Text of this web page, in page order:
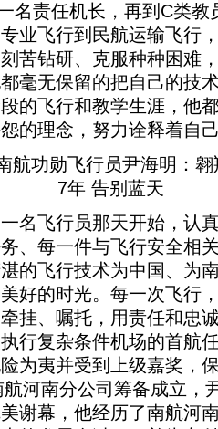
名责任机长，再到C类教
业飞行到民航运输飞行
苦钻研、克服种种困难
毫无保留的把自己的技
的飞行和教学生涯，他
的理念，努力诠释着自
飞行员那天开始，认
、每一件与飞行安全相
的飞行技术为中国、为
好的时光。每一次飞行
挂、嘱托，用责任和忠
行复杂条件机场的首航
为夷并受到上级嘉奖，
河南分公司筹备成立，
谢幕，他经历了南航河